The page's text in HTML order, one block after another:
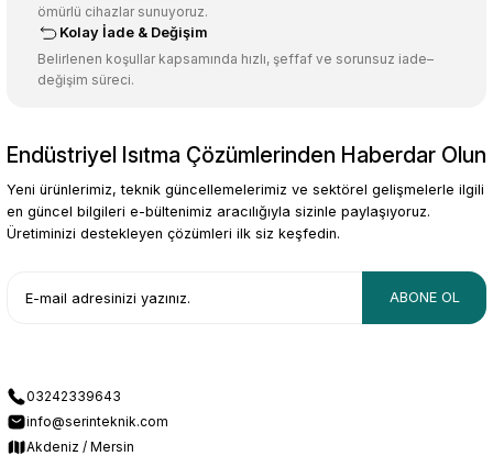
Bu ürüne benzer farklı alternatifler olmalı.
Gönder
ömürlü cihazlar sunuyoruz.
Kolay İade & Değişim
Belirlenen koşullar kapsamında hızlı, şeffaf ve sorunsuz iade–
değişim süreci.
Endüstriyel Isıtma Çözümlerinden Haberdar Olun
Yeni ürünlerimiz, teknik güncellemelerimiz ve sektörel gelişmelerle ilgili
en güncel bilgileri e-bültenimiz aracılığıyla sizinle paylaşıyoruz.
Üretiminizi destekleyen çözümleri ilk siz keşfedin.
ABONE OL
03242339643
info@serinteknik.com
Akdeniz / Mersin